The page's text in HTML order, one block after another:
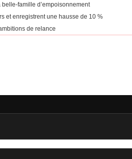
famille d’empoisonnement
et enregistrent une hausse de 10 %
de relance